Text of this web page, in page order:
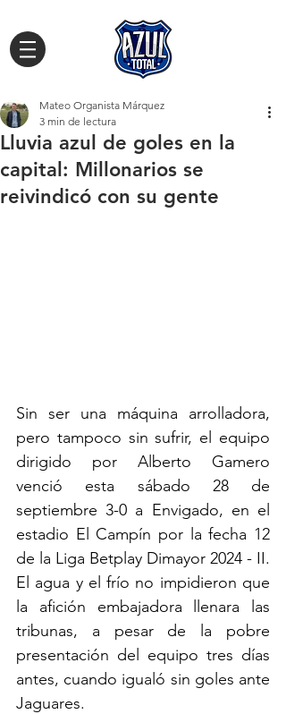
Lluvia azul de goles en la
capital: Millonarios se
reivindicó con su gente
Mateo Organista Márquez
3 min de lectura
Sin ser una máquina arrolladora,
pero tampoco sin sufrir, el equipo
dirigido por Alberto Gamero
venció esta sábado 28 de
septiembre 3-0 a Envigado, en el
estadio El Campín por la fecha 12
de la Liga Betplay Dimayor 2024 - II.
El agua y el frío no impidieron que
la afición embajadora llenara las
tribunas, a pesar de la pobre
presentación del equipo tres días
antes, cuando igualó sin goles ante
Jaguares.